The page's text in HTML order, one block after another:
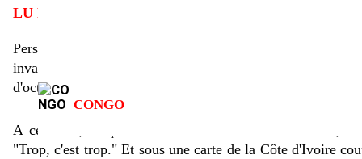
LU POUR VOUS
Personne n'a oublié, en effet, qu'en raison de la
invalidait, en 2000, la candidature d'Alassane
d'octobre et aux législatives de décembre, le pays a connu
A cet effet, le quotidien Le Patriote titrait à sa Une, le
"Trop, c'est trop." Et sous une carte de la Côte d'Ivoire
CONGO